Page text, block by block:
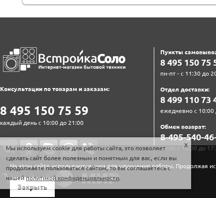
Консультации по товарам и заказам:
8‍ 4‍9‍5‍ 1‍5‍0‍ 7‍5‍ 5‍9‍
каждый день с 10:00 до 21:00
Пункты
8‍ 4‍9‍5‍ 1‍5‍0‍ 7‍5‍
пн-пт - с 11:30 до
Отдел доставки:
8‍ 4‍9‍9‍ 1‍1‍0‍ 7‍3‍
ежедневно с 10:00
Обмен возврат:
8‍-4‍9‍5‍-5‍4‍0‍-
пн-пт с 10:00 до
На этом сайте используются куки для улучшения работы. Продолжая
Закрыть
Мы используем cookie для работы сайта, это позволяет
сделать сайт более полезным и понятным для вас, если вы
продолжаете пользоваться сайтом, то вы соглашаетесь с
нашейполитикой конфиденциальности.